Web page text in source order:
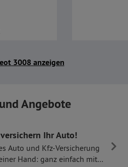
3008 anzeigen
Angebote
Ihr Auto!
Auto und Kfz-Versicherung
Hand: ganz einfach mit